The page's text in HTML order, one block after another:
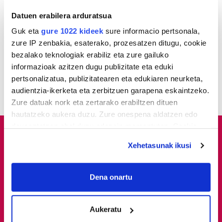
Datuen erabilera arduratsua
Guk eta gure 1022 kideek sure informacio pertsonala,
zure IP zenbakia, esaterako, prozesatzen ditugu, cookie
bezalako teknologiak erabiliz eta zure gailuko
informazioak azitzen dugu publizitate eta eduki
pertsonalizatua, publizitatearen eta edukiaren neurketa,
audientzia-ikerketa eta zerbitzuen garapena eskaintzeko.
Zure datuak nork eta zertarako erabiltzen dituen
hautatzeko aukera duzu. Zure onespena aldatzen edo
If you allow, we would also like to:
Collect information about your geographical
Identify your device by actively scanning it for
Xehetasunak ikusi
Dena onartu
Aukeratu
2
irizpide
3
Pertsona bat atxilotu dute
osasun publikoaren
aurkako delitua egotzita